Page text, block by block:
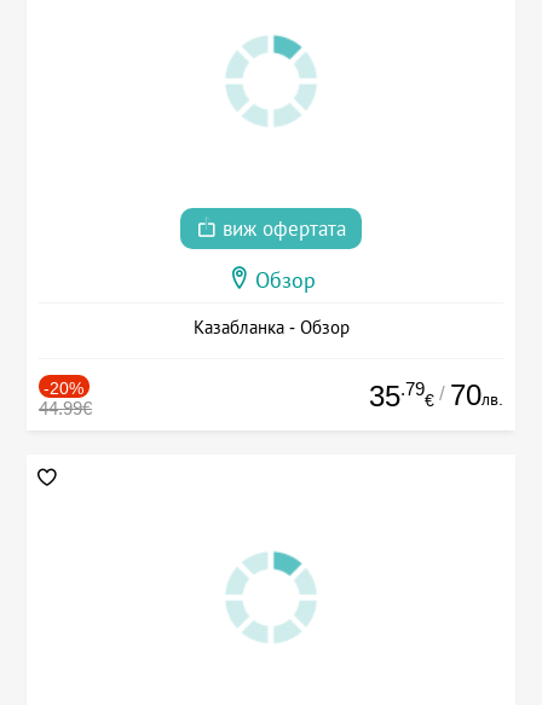
виж офертата
Обзор
Казабланка - Обзор
-20%
44.99€ 35.79
€ / 70лв.